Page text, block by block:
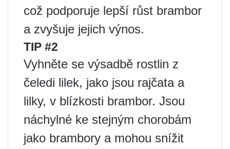
což podporuje lepší růst brambor
a zvyšuje jejich výnos.
TIP #2
Vyhněte se výsadbě rostlin z
čeledi lilek, jako jsou rajčata a
lilky, v blízkosti brambor. Jsou
náchylné ke stejným chorobám
jako brambory a mohou snížit